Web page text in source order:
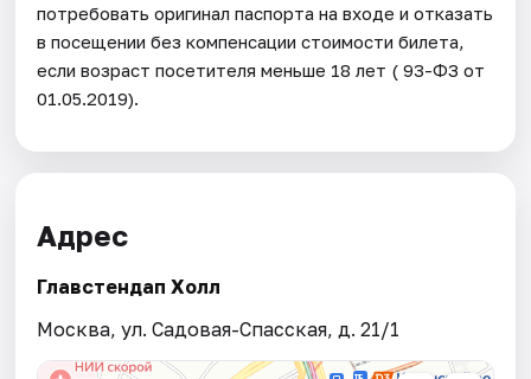
потребовать оригинал паспорта на входе и отказать
в посещении без компенсации стоимости билета,
если возраст посетителя меньше 18 лет ( 93-ФЗ от
01.05.2019).
Адрес
Главстендап Холл
Москва, ул. Садовая-Спасская, д. 21/1